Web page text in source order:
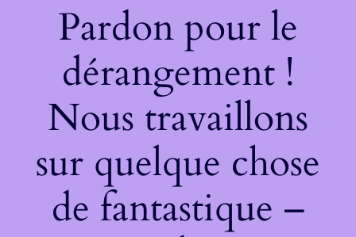
Pardon pour le
dérangement !
Nous travaillons
sur quelque chose
de fantastique –